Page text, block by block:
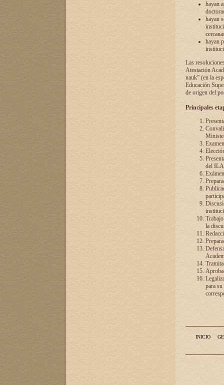
hayan
hayan
hayan
Las
Atestación
nauk” (en la
Educación
de origen del
Principales
del
la
para
INICIO